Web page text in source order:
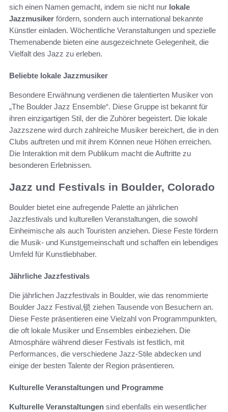
sich einen Namen gemacht, indem sie nicht nur lokale
Jazzmusiker fördern, sondern auch international bekannte
Künstler einladen. Wöchentliche Veranstaltungen und spezielle
Themenabende bieten eine ausgezeichnete Gelegenheit, die
Vielfalt des Jazz zu erleben.
Beliebte lokale Jazzmusiker
Besondere Erwähnung verdienen die talentierten Musiker von
„The Boulder Jazz Ensemble“. Diese Gruppe ist bekannt für
ihren einzigartigen Stil, der die Zuhörer begeistert. Die lokale
Jazzszene wird durch zahlreiche Musiker bereichert, die in den
Clubs auftreten und mit ihrem Können neue Höhen erreichen.
Die Interaktion mit dem Publikum macht die Auftritte zu
besonderen Erlebnissen.
Jazz und Festivals in Boulder, Colorado
Boulder bietet eine aufregende Palette an jährlichen
Jazzfestivals und kulturellen Veranstaltungen, die sowohl
Einheimische als auch Touristen anziehen. Diese Feste fördern
die Musik- und Kunstgemeinschaft und schaffen ein lebendiges
Umfeld für Kunstliebhaber.
Jährliche Jazzfestivals
Die jährlichen Jazzfestivals in Boulder, wie das renommierte
Boulder Jazz Festival,锁 ziehen Tausende von Besuchern an.
Diese Feste präsentieren eine Vielzahl von Programmpunkten,
die oft lokale Musiker und Ensembles einbeziehen. Die
Atmosphäre während dieser Festivals ist festlich, mit
Performances, die verschiedene Jazz-Stile abdecken und
einige der besten Talente der Region präsentieren.
Kulturelle Veranstaltungen und Programme
Kulturelle Veranstaltungen sind ebenfalls ein wesentlicher